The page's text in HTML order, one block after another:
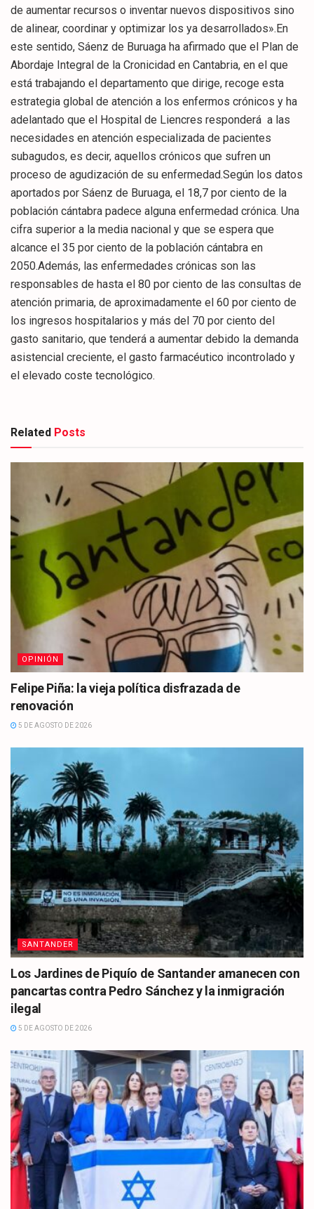
de aumentar recursos o inventar nuevos dispositivos sino
de alinear, coordinar y optimizar los ya desarrollados».En
este sentido, Sáenz de Buruaga ha afirmado que el Plan de
Abordaje Integral de la Cronicidad en Cantabria, en el que
está trabajando el departamento que dirige, recoge esta
estrategia global de atención a los enfermos crónicos y ha
adelantado que el Hospital de Liencres responderá a las
necesidades en atención especializada de pacientes
subagudos, es decir, aquellos crónicos que sufren un
proceso de agudización de su enfermedad.Según los datos
aportados por Sáenz de Buruaga, el 18,7 por ciento de la
población cántabra padece alguna enfermedad crónica. Una
cifra superior a la media nacional y que se espera que
alcance el 35 por ciento de la población cántabra en
2050.Además, las enfermedades crónicas son las
responsables de hasta el 80 por ciento de las consultas de
atención primaria, de aproximadamente el 60 por ciento de
los ingresos hospitalarios y más del 70 por ciento del
gasto sanitario, que tenderá a aumentar debido la demanda
asistencial creciente, el gasto farmacéutico incontrolado y
el elevado coste tecnológico.
Related Posts
OPINIÓN
Felipe Piña: la vieja política disfrazada de
renovación
5 DE AGOSTO DE 2026
SANTANDER
Los Jardines de Piquío de Santander amanecen con
pancartas contra Pedro Sánchez y la inmigración
ilegal
5 DE AGOSTO DE 2026